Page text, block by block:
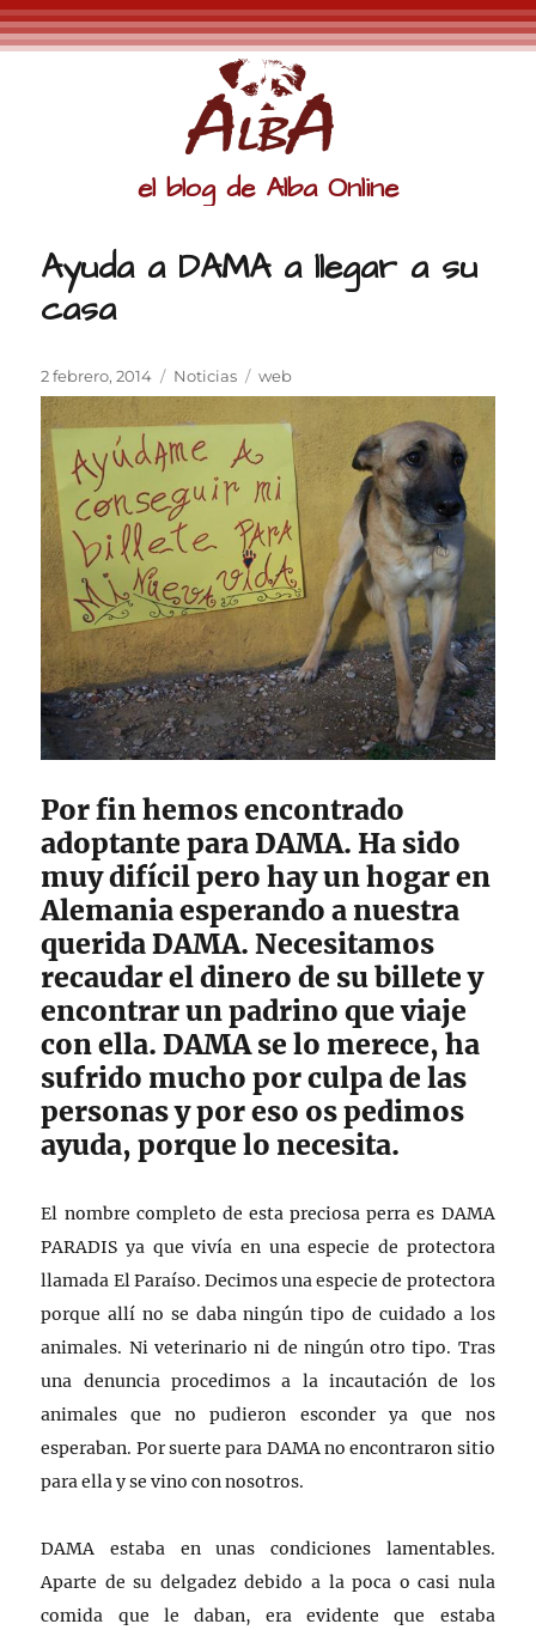
el blog de Alba Online
Ayuda a DAMA a llegar a su
casa
Publicado
el
2 febrero, 2014 Categorías
Noticias Etiquetas
web
Por fin hemos encontrado
adoptante para DAMA. Ha sido
muy difícil pero hay un hogar en
Alemania esperando a nuestra
querida DAMA. Necesitamos
recaudar el dinero de su billete y
encontrar un padrino que viaje
con ella. DAMA se lo merece, ha
sufrido mucho por culpa de las
personas y por eso os pedimos
ayuda, porque lo necesita.
El nombre completo de esta preciosa perra es DAMA
PARADIS ya que vivía en una especie de protectora
llamada El Paraíso. Decimos una especie de protectora
porque allí no se daba ningún tipo de cuidado a los
animales. Ni veterinario ni de ningún otro tipo. Tras
una denuncia procedimos a la incautación de los
animales que no pudieron esconder ya que nos
esperaban. Por suerte para DAMA no encontraron sitio
para ella y se vino con nosotros.
DAMA estaba en unas condiciones lamentables.
Aparte de su delgadez debido a la poca o casi nula
comida que le daban, era evidente que estaba